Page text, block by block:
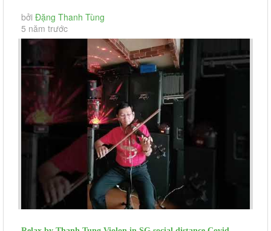
Mai Toi Dua Em...
bởi Đặng Thanh Tùng
5 năm trước